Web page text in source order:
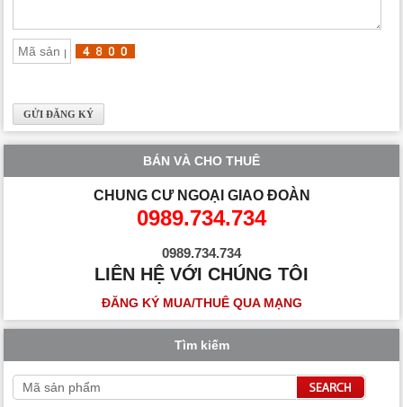
BÁN VÀ CHO THUÊ
CHUNG CƯ NGOẠI GIAO ĐOÀN
0989.734.734
0989.734.734
LIÊN HỆ VỚI CHÚNG TÔI
ĐĂNG KÝ MUA/THUÊ QUA MẠNG
Tìm kiếm